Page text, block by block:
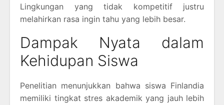
Lingkungan yang tidak kompetitif justru
melahirkan rasa ingin tahu yang lebih besar.
Dampak Nyata dalam
Kehidupan Siswa
Penelitian menunjukkan bahwa siswa Finlandia
memiliki tingkat stres akademik yang jauh lebih